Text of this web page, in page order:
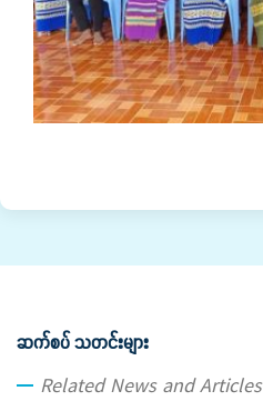
ဆက်စပ် သတင်းများ
Related News and Articles